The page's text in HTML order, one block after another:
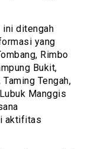
ditengah
yang
Rimbo
Bukit,
Tengah,
Manggis
aktifitas